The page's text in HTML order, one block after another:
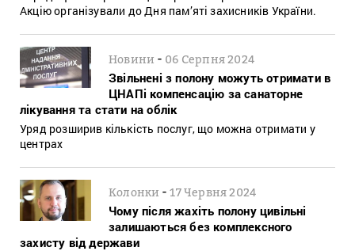
Акцію організували до Дня пам’яті захисників України.
Новини - 06 Серпня 2024
Звільнені з полону можуть отримати в
ЦНАПі компенсацію за санаторне
лікування та стати на облік
Уряд розширив кількість послуг, що можна отримати у
центрах
Колонки -17 Червня 2024
Чому після жахіть полону цивільні
залишаються без комплексного
захисту від держави